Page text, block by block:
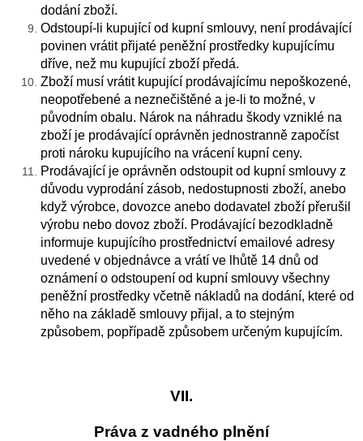
dodání zboží.
Odstoupí-li kupující od kupní smlouvy, není prodávající
povinen vrátit přijaté peněžní prostředky kupujícímu
dříve, než mu kupující zboží předá.
Zboží musí vrátit kupující prodávajícímu nepoškozené,
neopotřebené a neznečištěné a je-li to možné, v
původním obalu. Nárok na náhradu škody vzniklé na
zboží je prodávající oprávněn jednostranně započíst
proti nároku kupujícího na vrácení kupní ceny.
Prodávající je oprávněn odstoupit od kupní smlouvy z
důvodu vyprodání zásob, nedostupnosti zboží, anebo
když výrobce, dovozce anebo dodavatel zboží přerušil
výrobu nebo dovoz zboží. Prodávající bezodkladně
informuje kupujícího prostřednictví emailové adresy
uvedené v objednávce a vrátí ve lhůtě 14 dnů od
oznámení o odstoupení od kupní smlouvy všechny
peněžní prostředky včetně nákladů na dodání, které od
něho na základě smlouvy přijal, a to stejným
způsobem, popřípadě způsobem určeným kupujícím.
VII.
Práva z vadného plnění